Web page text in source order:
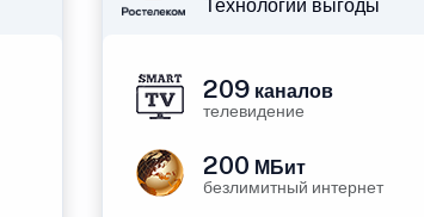
Технологии выгоды
209 каналов
телевидение
200 МБит
безлимитный интернет